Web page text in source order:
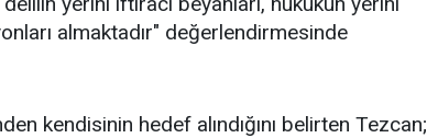
almaktadır" değerlendirmesinde
kendisinin hedef alındığını belirten Tezcan;